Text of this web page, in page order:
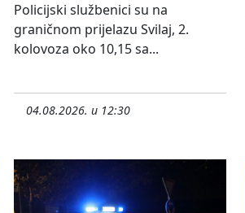
Policijski službenici su na
graničnom prijelazu Svilaj, 2.
kolovoza oko 10,15 sa...
04.08.2026. u 12:30